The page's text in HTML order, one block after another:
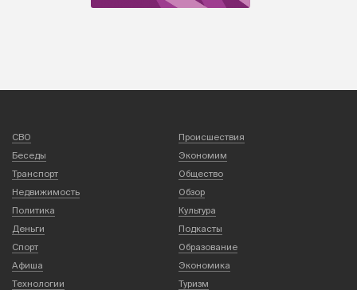
СВО
Происшествия
Беседы
Экономим
Транспорт
Общество
Недвижимость
Обзор
Политика
Культура
Деньги
Подкасты
Спорт
Образование
Афиша
Экономика
Технологии
Туризм